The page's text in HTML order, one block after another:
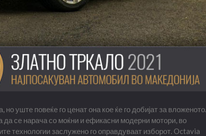
уште повеќе го ценат она кое ќе го добијат за вложеното.
се нарача со моќни и ефикасни модерни мотори, во
технологии заслужено го оправдуваат изборот. Octavia